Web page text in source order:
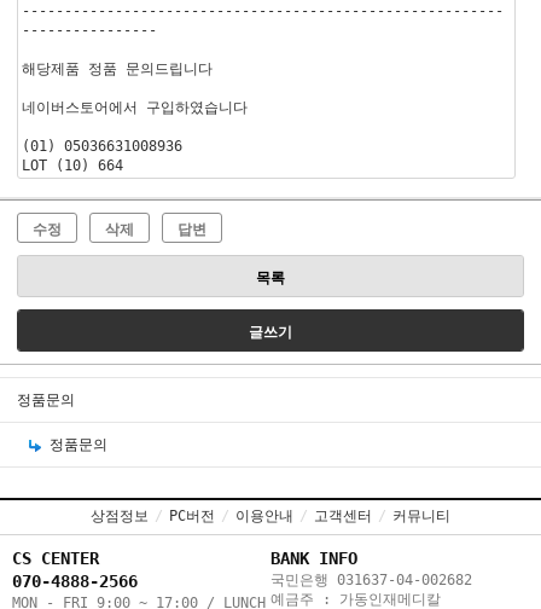
---------------------------------------------------------
----------------
해당제품 정품 문의드립니다
네이버스토어에서 구입하였습니다
(01) 05036631008936
LOT (10) 664
수정 삭제 답변
목록
글쓰기
정품문의
정품문의
상점정보 / PC버전 / 이용안내 / 고객센터 / 커뮤니티
CS CENTER
070-4888-2566
MON - FRI 9:00 ~ 17:00 / LUNCH
BANK INFO
국민은행 031637-04-002682
예금주 : 가동인재메디칼